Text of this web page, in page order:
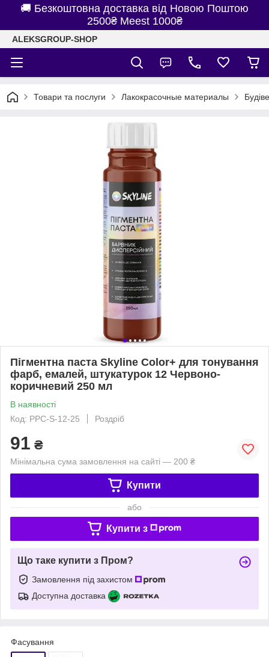
🚚 Безкоштовна доставка від Новою Поштою
2500₴ Meest 1000₴
ALEKSGROUP-SHOP
Товари та послуги Лакокрасочные материалы
Пігментна паста Skyline Color+ для тонування
фарб, емалей, штукатурок 12 Червоно-
коричневий 250 мл
В наявності
Код: PPC-S-12-25
Роздріб
91 ₴
Мінімальна сума замовлення на сайті — 200 ₴
Купити
або
Купити з
Що таке купити з Пром?
Замовлення під захистом
Доступна доставка
Фасування